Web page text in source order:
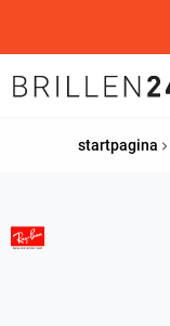
startpagina